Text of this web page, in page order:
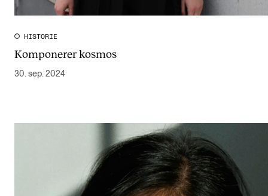
HISTORIE
Komponerer kosmos
30. sep. 2024